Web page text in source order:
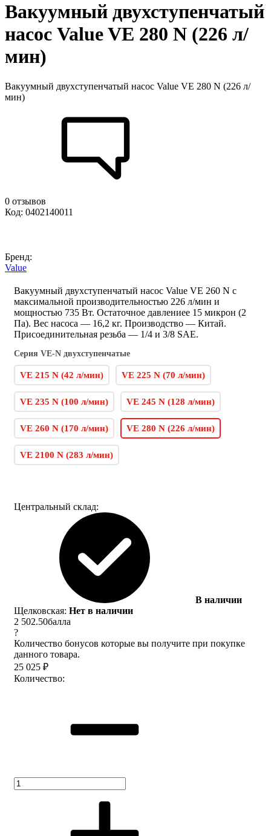
Вакуумный двухступенчатый
насос Value VE 280 N (226 л/
мин)
Вакуумный двухступенчатый насос Value VE 280 N (226 л/
мин)
0 отзывов
Код: 0402140011
Бренд:
Value
Вакуумный двухступенчатый насос Value VE 260 N с
максимальной производительностью 226 л/мин и
мощностью 735 Вт. Остаточное давлениее 15 микрон (2
Па). Вес насоса — 16,2 кг. Производство — Китай.
Присоединительная резьба — 1/4 и 3/8 SAE.
Серия VE-N двухступенчатые
VE 215 N (42 л/мин) VE 225 N (70 л/мин)
VE 235 N (100 л/мин) VE 245 N (128 л/мин)
VE 260 N (170 л/мин) VE 280 N (226 л/мин)
VE 2100 N (283 л/мин)
Центральный склад:
В наличии
Щелковская: Нет в наличии
2 502.50балла
?
Количество бонусов которые вы получите при покупке
данного товара.
25 025 ₽
Количество: